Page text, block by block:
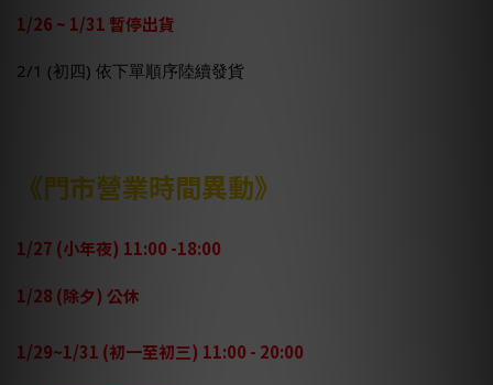
1/26 ~ 1/31 暫停出貨
2/1 (初四) 依下單順序陸續發貨
《門市營業時間異動》
1/27 (小年夜) 11:00 -18:00
1/28 (除夕) 公休
1/29~1/31 (初一至初三) 11:00 - 20:00